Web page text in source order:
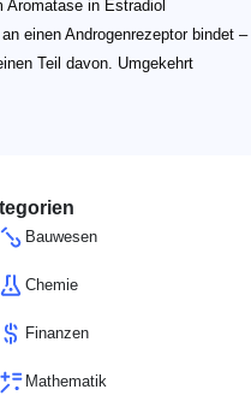
in Estradiol
einen Androgenrezeptor bindet –
Teil davon. Umgekehrt
Bauwesen
Chemie
Finanzen
Mathematik